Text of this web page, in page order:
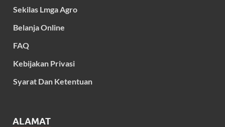
Sekilas Lmga Agro
Belanja Online
FAQ
Kebijakan Privasi
Syarat Dan Ketentuan
ALAMAT